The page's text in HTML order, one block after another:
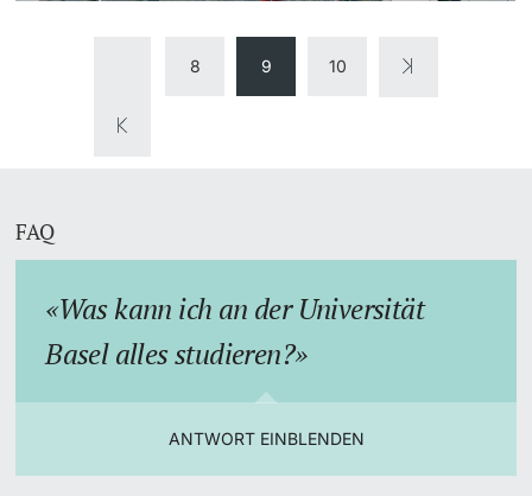
8 9 10
FAQ
Was kann ich an der Universität
Basel alles studieren?
ANTWORT EINBLENDEN